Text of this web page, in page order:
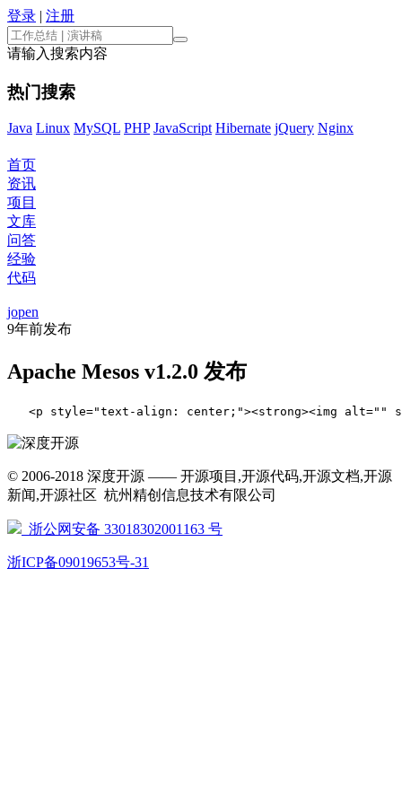
登录 | 注册
请输入搜索内容
热门搜索
Java Linux MySQL PHP JavaScript Hibernate jQuery Nginx
首页
资讯
项目
文库
问答
经验
代码
jopen
9年前发布
Apache Mesos v1.2.0 发布
<p style="text-align: center;"><strong><img alt=""
© 2006-2018 深度开源 —— 开源项目,开源代码,开源文档,开源
新闻,开源社区 杭州精创信息技术有限公司
浙公网安备 33018302001163 号
浙ICP备09019653号-31